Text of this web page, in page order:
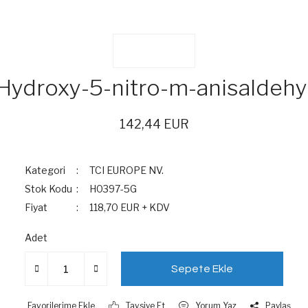
5-nitro-m-
142,44 EUR
Kategori
TCI EUROPE NV.
Stok Kodu
H0397-5G
Fiyat
118,70 EUR + KDV
Adet
Sepete Ekle
Tavsiye Et Yorum Yaz Paylaş